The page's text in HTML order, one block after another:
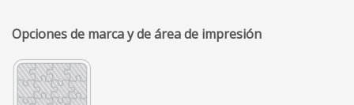
Opciones de marca y de área de impresión